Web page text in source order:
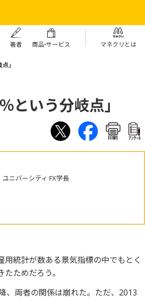
著者 商品・サービス マネクリとは
」
という分岐点」
印刷 ｱﾝｹｰﾄ
ニバーシティ FX学長
統計が数ある景気指標の中でもとく
ためだろう。
、両者の関係は崩れた。ただ、2013